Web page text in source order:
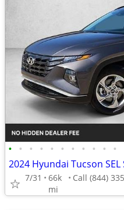
• • • • • • • • • • •
2024 Hyundai Tucson SEL
7/31
66k
mi